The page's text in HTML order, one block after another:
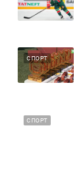
СПОРТ
СПОРТ